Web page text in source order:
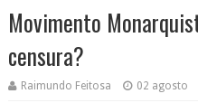
Movimento
censura?
Raimundo Feitosa 02 agosto